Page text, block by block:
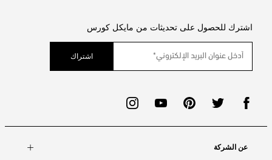
اشترك للحصول على تحديثات من مايكل كورس
اشتراك
عن الشركة